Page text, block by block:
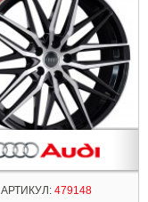
АРТИКУЛ:479148